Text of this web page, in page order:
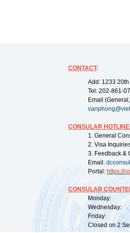
CONTACT:
Add: 1233
Tel: 202-861-
Email
CONSULAR
1. General
2. Visa
3. Feedback &
Email:
Portal: https://
CONSULAR
Monday:
Wednesday:
Friday:
Closed on 2